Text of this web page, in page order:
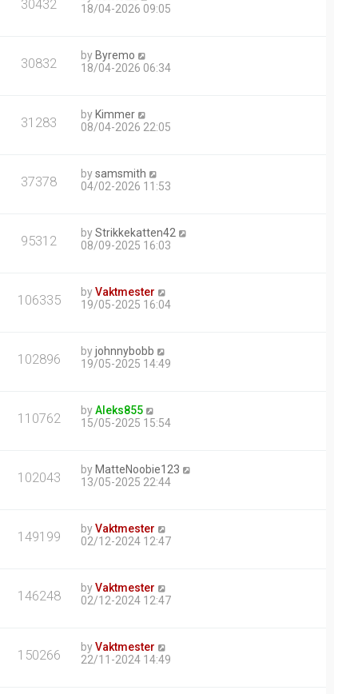
30432
18/04-2026 09:05
30832 by Byremo
18/04-2026 06:34
31283 by Kimmer
08/04-2026 22:05
37378 bysamsmith
04/02-2026 11:53
95312 byStrikkekatten42
08/09-2025 16:03
106335 byVaktmester
19/05-2025 16:04
102896 byjohnnybobb
19/05-2025 14:49
110762 byAleks855
15/05-2025 15:54
102043 by MatteNoobie123
13/05-2025 22:44
149199 byVaktmester
02/12-2024 12:47
146248 byVaktmester
02/12-2024 12:47
150266 byVaktmester
22/11-2024 14:49